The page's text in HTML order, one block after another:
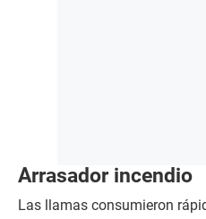
Arrasador incendio
Las llamas consumieron